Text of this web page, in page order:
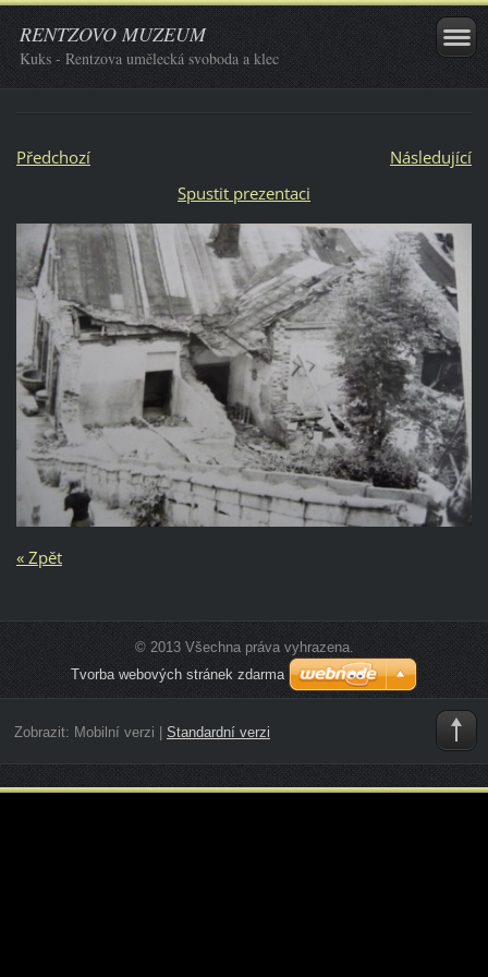
RENTZOVO MUZEUM
Kuks - Rentzova umělecká svoboda a klec
Předchozí
Následující
Spustit prezentaci
« Zpět
© 2013 Všechna práva vyhrazena.
Tvorba webových stránek zdarma
Zobrazit: Mobilní verzi Standardní verzi